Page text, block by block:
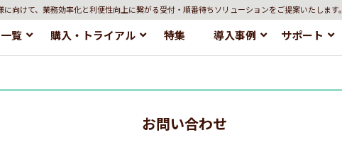
向けて、業務効率化と利便性向上に繋がる受付・順番待ちソリューションをご提案いたします。
覧 購入・トライアル 特集 導入事例 サポート
お問い合わせ